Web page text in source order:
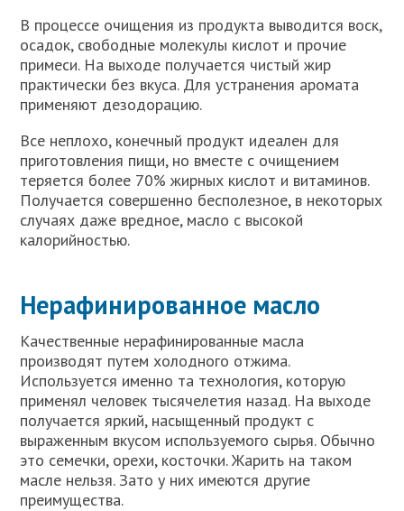
В процессе очищения из продукта выводится воск,
осадок, свободные молекулы кислот и прочие
примеси. На выходе получается чистый жир
практически без вкуса. Для устранения аромата
применяют дезодорацию.
Все неплохо, конечный продукт идеален для
приготовления пищи, но вместе с очищением
теряется более 70% жирных кислот и витаминов.
Получается совершенно бесполезное, в некоторых
случаях даже вредное, масло с высокой
калорийностью.
Нерафинированное масло
Качественные нерафинированные масла
производят путем холодного отжима.
Используется именно та технология, которую
применял человек тысячелетия назад. На выходе
получается яркий, насыщенный продукт с
выраженным вкусом используемого сырья. Обычно
это семечки, орехи, косточки. Жарить на таком
масле нельзя. Зато у них имеются другие
преимущества.